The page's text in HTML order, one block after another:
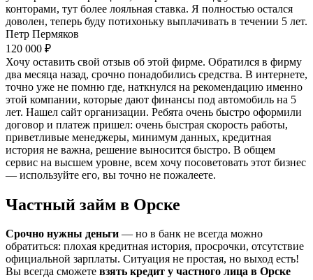
конторами, тут более лояльная ставка. Я полностью остался
доволен, теперь буду потихоньку выплачивать в течении 5 лет.
Петр Пермяков
120 000 ₽
Хочу оставить свой отзыв об этой фирме. Обратился в фирму
два месяца назад, срочно понадобились средства. В интернете,
точно уже не помню где, наткнулся на рекомендацию именно
этой компании, которые дают финансы под автомобиль на 5
лет. Нашел сайт организации. Ребята очень быстро оформили
договор и платеж пришел: очень быстрая скорость работы,
приветливые менеджеры, минимум данных, кредитная
история не важна, решение выносится быстро. В общем
сервис на высшем уровне, всем хочу посоветовать этот бизнес
— используйте его, вы точно не пожалеете.
Частный займ в Орске
Срочно нужны деньги — но в банк не всегда можно
обратиться: плохая кредитная история, просрочки, отсутствие
официальной зарплаты. Ситуация не простая, но выход есть!
Вы всегда сможете взять кредит у частного лица в Орске